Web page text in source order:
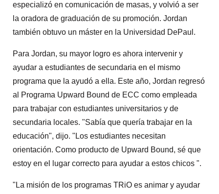
especializó en comunicación de masas, y volvió a ser
la oradora de graduación de su promoción. Jordan
también obtuvo un máster en la Universidad DePaul.
Para Jordan, su mayor logro es ahora intervenir y
ayudar a estudiantes de secundaria en el mismo
programa que la ayudó a ella. Este año, Jordan regresó
al Programa Upward Bound de ECC como empleada
para trabajar con estudiantes universitarios y de
secundaria locales. "Sabía que quería trabajar en la
educación", dijo. "Los estudiantes necesitan
orientación. Como producto de Upward Bound, sé que
estoy en el lugar correcto para ayudar a estos chicos ".
"La misión de los programas TRiO es animar y ayudar